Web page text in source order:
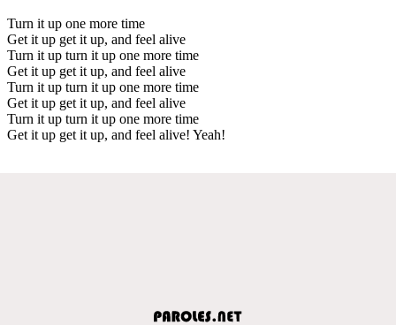
Turn it up one more time
Get it up get it up, and feel alive
Turn it up turn it up one more time
Get it up get it up, and feel alive
Turn it up turn it up one more time
Get it up get it up, and feel alive
Turn it up turn it up one more time
Get it up get it up, and feel alive! Yeah!